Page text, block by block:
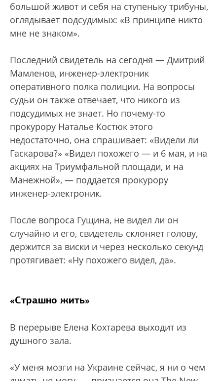
большой живот и себя на ступеньку трибуны,
оглядывает подсудимых: «В принципе никто
мне не знаком».
Последний свидетель на сегодня — Дмитрий
Мамленов, инженер-электроник
оперативного полка полиции. На вопросы
судьи он также отвечает, что никого из
подсудимых не знает. Но почему-то
прокурору Наталье Костюк этого
недостаточно, она спрашивает: «Видели ли
Гаскарова?» «Видел похожего — и 6 мая, и на
акциях на Триумфальной площади, и на
Манежной», — поддается прокурору
инженер-электроник.
После вопроса Гущина, не видел ли он
случайно и его, свидетель склоняет голову,
держится за виски и через несколько секунд
протягивает: «Ну похожего видел, да».
«Страшно жить»
В перерыве Елена Кохтарева выходит из
душного зала.
«У меня мозги на Украине сейчас, я ни о чем